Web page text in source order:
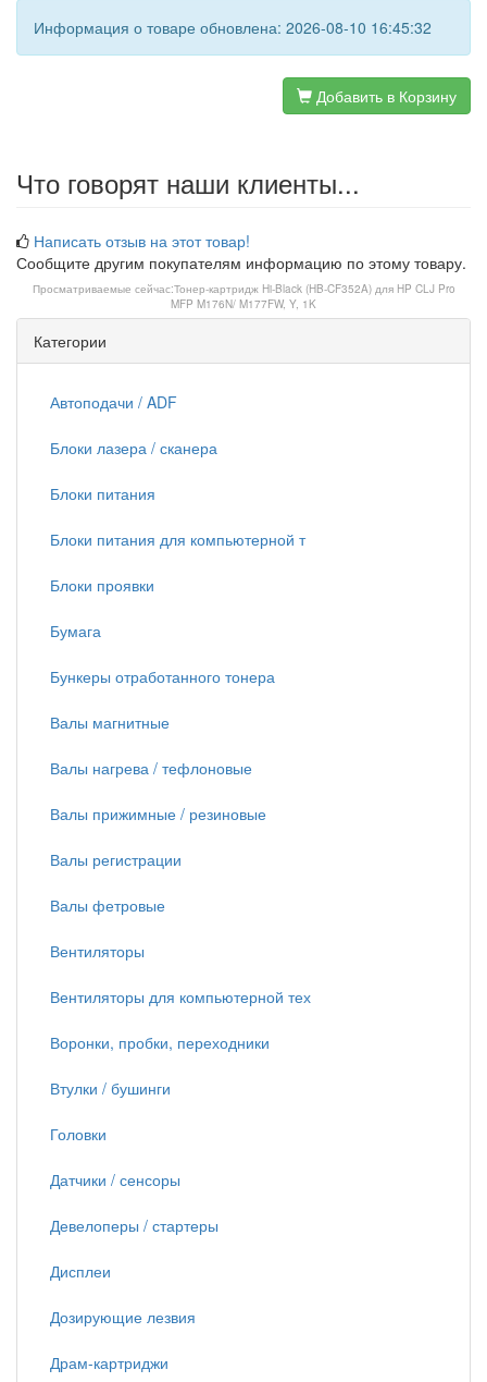
Информация о товаре обновлена: 2026-08-10 16:45:32
Добавить в Корзину
Что говорят наши клиенты...
Написать отзыв на этот товар!
Сообщите другим покупателям информацию по этому товару.
Просматриваемые сейчас:Тонер-картридж Hi-Black (HB-CF352A) для HP CLJ Pro
MFP M176N/ M177FW, Y, 1K
Категории
Автоподачи / ADF
Блоки лазера / сканера
Блоки питания
Блоки питания для компьютерной т
Блоки проявки
Бумага
Бункеры отработанного тонера
Валы магнитные
Валы нагрева / тефлоновые
Валы прижимные / резиновые
Валы регистрации
Валы фетровые
Вентиляторы
Вентиляторы для компьютерной тех
Воронки, пробки, переходники
Втулки / бушинги
Головки
Датчики / сенсоры
Девелоперы / стартеры
Дисплеи
Дозирующие лезвия
Драм-картриджи